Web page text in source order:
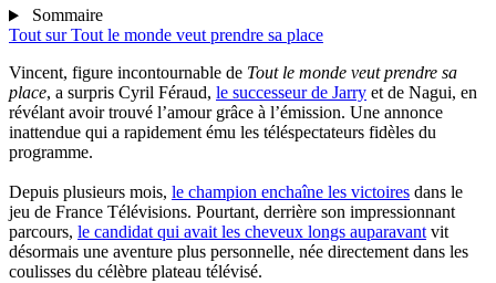
Sommaire
Tout surTout le monde veut prendre sa place
Vincent, figure incontournable de Tout le monde veut prendre sa
place, a surpris Cyril Féraud, le successeur de Jarry et de Nagui, en
révélant avoir trouvé l’amour grâce à l’émission. Une annonce
inattendue qui a rapidement ému les téléspectateurs fidèles du
programme.
Depuis plusieurs mois, le champion enchaîne les victoires dans le
jeu de France Télévisions. Pourtant, derrière son impressionnant
parcours, le candidat qui avait les cheveux longs auparavantvit
désormais une aventure plus personnelle, née directement dans les
coulisses du célèbre plateau télévisé.